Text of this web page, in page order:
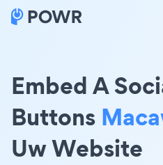
Embed A
Buttons
Uw Website